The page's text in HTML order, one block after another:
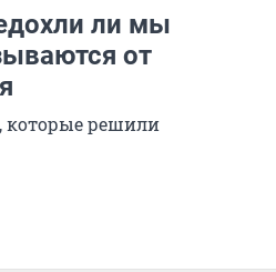
ли мы
от
которые решили